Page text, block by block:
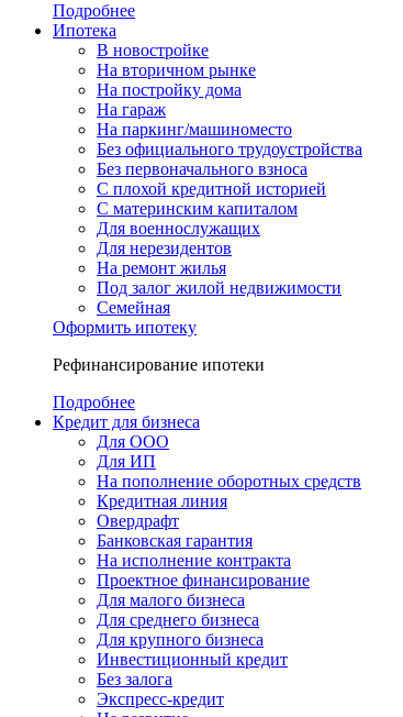
Подробнее
Ипотека
В новостройке
На вторичном рынке
На постройку дома
На гараж
На паркинг/машиноместо
Без официального трудоустройства
Без первоначального взноса
С плохой кредитной историей
С материнским капиталом
Для военнослужащих
Для нерезидентов
На ремонт жилья
Под залог жилой недвижимости
Семейная
Оформить ипотеку
Рефинансирование ипотеки
Подробнее
Кредит для бизнеса
Для ООО
Для ИП
На пополнение оборотных средств
Кредитная линия
Овердрафт
Банковская гарантия
На исполнение контракта
Проектное финансирование
Для малого бизнеса
Для среднего бизнеса
Для крупного бизнеса
Инвестиционный кредит
Без залога
Экспресс-кредит